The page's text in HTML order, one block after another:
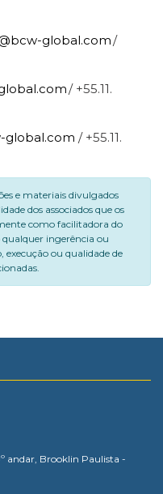
global.com/
/ +55.11.
global.com / +55.11.
e materiais divulgados
dos associados que os
como facilitadora do
qualquer ingerência ou
execução ou qualidade de
andar, Brooklin Paulista -